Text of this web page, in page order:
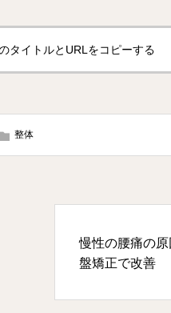
タイトルとURLをコピーする
整体
慢性の腰痛の
盤矯正で改善